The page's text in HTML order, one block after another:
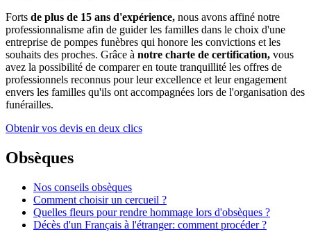
Forts de plus de 15 ans d'expérience, nous avons affiné notre
professionnalisme afin de guider les familles dans le choix d'une
entreprise de pompes funèbres qui honore les convictions et les
souhaits des proches. Grâce à notre charte de certification, vous
avez la possibilité de comparer en toute tranquillité les offres de
professionnels reconnus pour leur excellence et leur engagement
envers les familles qu'ils ont accompagnées lors de l'organisation des
funérailles.
Obtenir vos devis en deux clics
Obsèques
Nos conseils obsèques
Comment choisir un cercueil ?
Quelles fleurs pour rendre hommage lors d'obsèques ?
Décès d'un Français à l'étranger: comment procéder ?